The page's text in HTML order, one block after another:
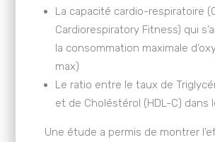
La capacité cardio-respiratoire
Cardiorespiratory Fitness) qui
la consommation maximale
max)
Le ratio entre le taux de
et de Choléstérol (HDL-C) dans
Une étude a permis de montrer